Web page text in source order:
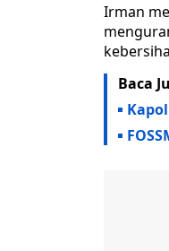
Irman
Baca